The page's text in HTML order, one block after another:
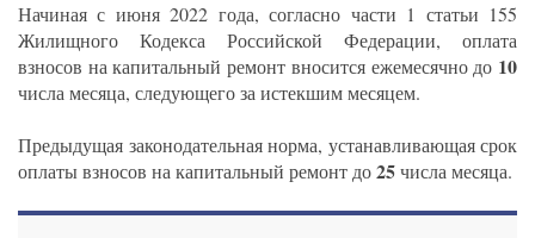
Начиная с июня 2022 года, согласно части 1 статьи 155
Жилищного Кодекса Российской Федерации, оплата
взносов на капитальный ремонт вносится ежемесячно до 10
числа месяца, следующего за истекшим месяцем.
Предыдущая законодательная норма, устанавливающая срок
оплаты взносов на капитальный ремонт до25числа месяца.